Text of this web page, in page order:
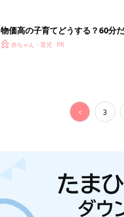
物価高の子育てどうする？60分
赤ちゃん・育児
< 3